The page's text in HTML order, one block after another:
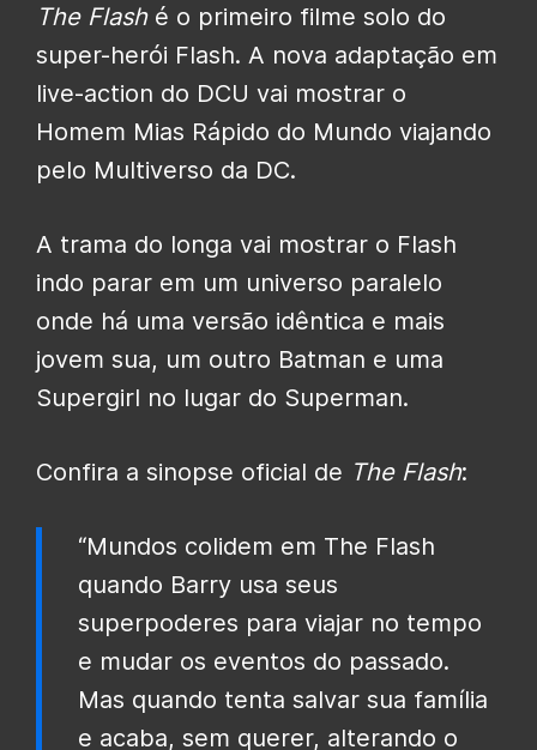
The Flashé o primeiro filme solo do
super-herói Flash. A nova adaptação em
live-action do DCU vai mostrar o
Homem Mias Rápido do Mundo viajando
pelo Multiverso da DC.
A trama do longa vai mostrar o Flash
indo parar em um universo paralelo
onde há uma versão idêntica e mais
jovem sua, um outro Batman e uma
Supergirl no lugar do Superman.
Confira a sinopse oficial de The Flash:
“Mundos colidem em The Flash
quando Barry usa seus
superpoderes para viajar no tempo
e mudar os eventos do passado.
Mas quando tenta salvar sua família
e acaba, sem querer, alterando o